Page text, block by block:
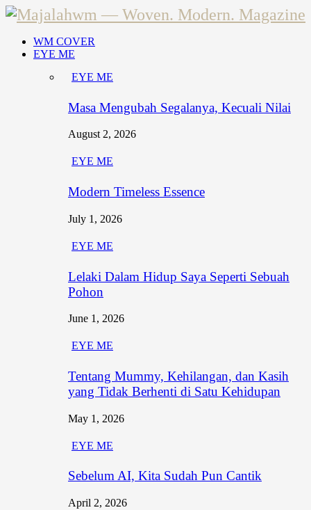
WM COVER
EYE ME
EYE ME
Masa Mengubah Segalanya, Kecuali Nilai
August 2, 2026
EYE ME
Modern Timeless Essence
July 1, 2026
EYE ME
Lelaki Dalam Hidup Saya Seperti Sebuah
Pohon
June 1, 2026
EYE ME
Tentang Mummy, Kehilangan, dan Kasih
yang Tidak Berhenti di Satu Kehidupan
May 1, 2026
EYE ME
Sebelum AI, Kita Sudah Pun Cantik
April 2, 2026